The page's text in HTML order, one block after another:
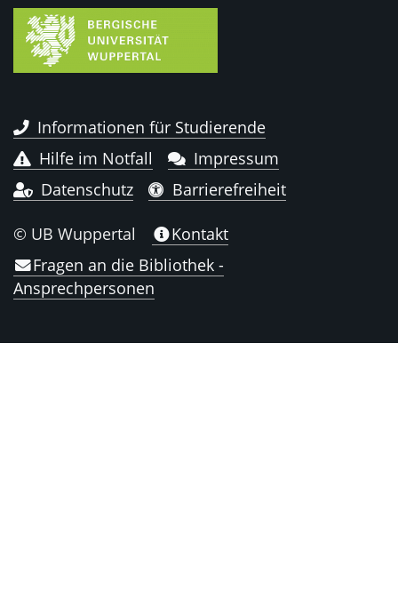
Informationen für Studierende
Hilfe im Notfall
Impressum
Datenschutz
Barrierefreiheit
© UB Wuppertal
Kontakt
Fragen an die Bibliothek -
Ansprechpersonen